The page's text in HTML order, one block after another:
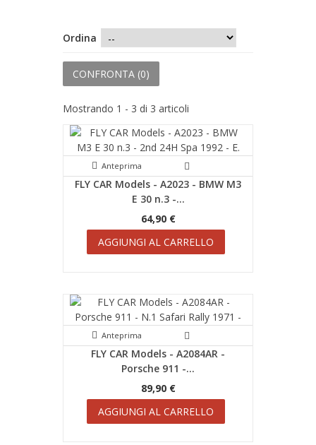
Ordina
CONFRONTA (0)
Mostrando 1 - 3 di 3 articoli
Anteprima
FLY CAR Models - A2023 - BMW M3
E 30 n.3 -...
64,90 €
AGGIUNGI AL CARRELLO
Anteprima
FLY CAR Models - A2084AR -
Porsche 911 -...
89,90 €
AGGIUNGI AL CARRELLO